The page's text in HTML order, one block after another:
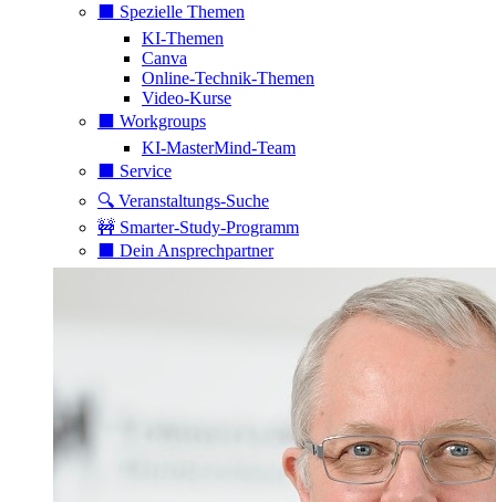
⬛️ Spezielle Themen
KI-Themen
Canva
Online-Technik-Themen
Video-Kurse
⬛️ Workgroups
KI-MasterMind-Team
⬛️ Service
🔍 Veranstaltungs-Suche
🚧 Smarter-Study-Programm
⬛️ Dein Ansprechpartner